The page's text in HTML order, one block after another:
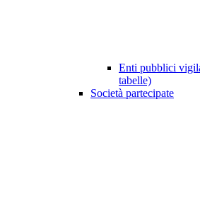
Enti pubblici
tabelle)
Società partecipate